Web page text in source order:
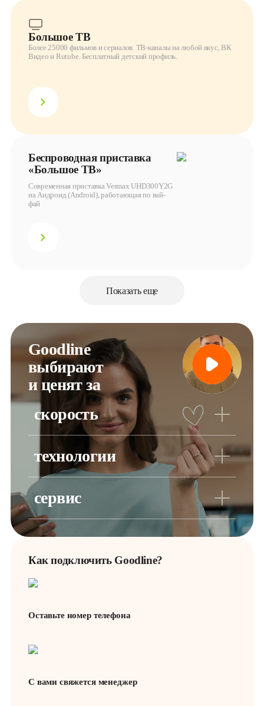
Большое ТВ
Более 25000 фильмов и сериалов. ТВ-каналы на любой вкус, ВК
Видео и Rutube. Бесплатный детский профиль.
Беспроводная приставка
«Большое ТВ»
Современная приставка Vermax UHD300Y2G
на Андроид (Android), работающая по вай-
фай
Показать еще
Goodline
выбирают
и ценят за
скорость
Подходит для любых задач: общения, просмотра фильмов,
скачивания файлов, игр
технологии
Телепатия 2.0 работает, пока вы спите. Система
самостоятельно находит неполадки и исправляет их
сервис
Делаем больше, чем от нас ждут. В приложении «Goodline –
личный кабинет» всегда доступен круглосуточный чат с
поддержкой
Как подключить Goodline?
Оставьте номер телефона
С вами свяжется менеджер